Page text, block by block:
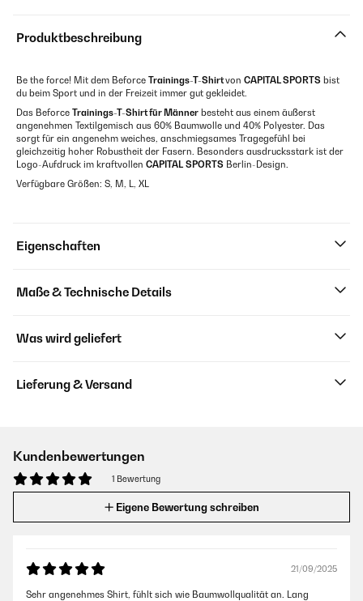
Produktbeschreibung
Be the force! Mit dem Beforce Trainings-T-Shirtvon CAPITAL SPORTS bist
du beim Sport und in der Freizeit immer gut gekleidet.
Das Beforce Trainings-T-Shirt für Männer besteht aus einem äußerst
angenehmen Textilgemisch aus 60% Baumwolle und 40% Polyester. Das
sorgt für ein angenehm weiches, anschmiegsames Tragegefühl bei
gleichzeitig hoher Robustheit der Fasern. Besonders ausdrucksstark ist der
Logo-Aufdruck im kraftvollen CAPITAL SPORTS Berlin-Design.
Verfügbare Größen: S, M, L, XL
Eigenschaften
Maße & Technische Details
Was wird geliefert
Lieferung & Versand
Kundenbewertungen
1 Bewertung
Eigene Bewertung schreiben
21/09/2025
Sehr angenehmes Shirt, fühlt sich wie Baumwollqualität an. Lang